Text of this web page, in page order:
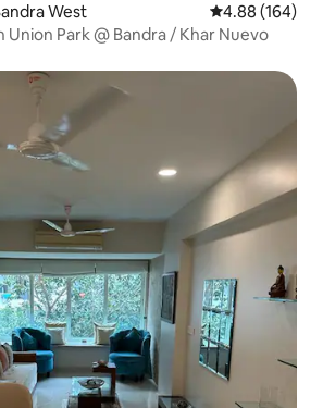
West Calificación
4.88 (164)
Union Park @ Bandra / Khar Nuevo